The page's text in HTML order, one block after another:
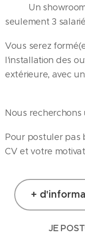
✅🏡 Un
seulement 3
Vous serez
l'installation des
extérieure, avec
Nous recherchons
Pour postuler pas
CV et votre
+
JE